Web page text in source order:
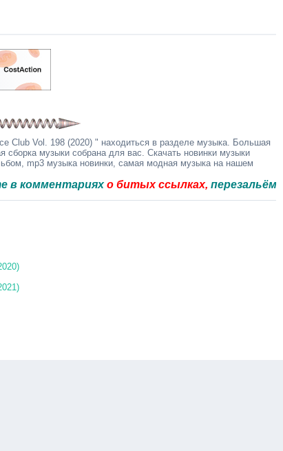
Club Vol. 198 (2020) " находиться в разделе музыка. Большая
сборка музыки собрана для вас. Скачать новинки музыки
mp3 музыка новинки, самая модная музыка на нашем
о битых ссылках,перезальём быстро.